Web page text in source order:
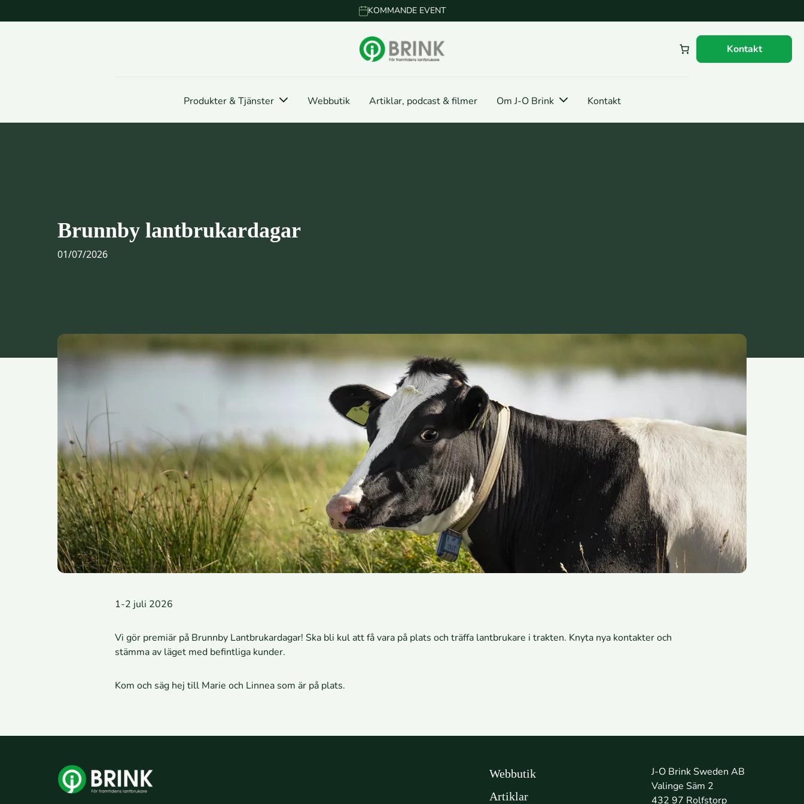
KOMMANDE EVENT
Kontakt
Produkter & Tjänster Webbutik Artiklar, podcast & filmer Om J-O Brink Kontakt
Brunnby lantbrukardagar
01/07/2026
1-2 juli 2026
Vi gör premiär på Brunnby Lantbrukardagar! Ska bli kul att få vara på plats och träffa lantbrukare i trakten. Knyta nya kontakter och
stämma av läget med befintliga kunder.
Kom och säg hej till Marie och Linnea som är på plats.
Webbutik
Artiklar
J-O Brink Sweden AB
Valinge Säm 2
432 97 Rolfstorp